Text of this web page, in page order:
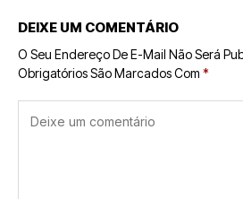
DEIXE UM COMENTÁRIO
O Seu Endereço De E-Mail Não Será
Obrigatórios São Marcados Com *